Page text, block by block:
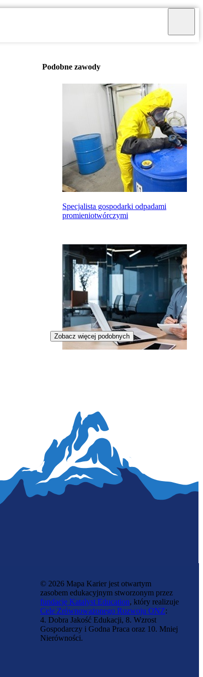
Podobne zawody
Specjalista gospodarki odpadami
promieniotwórczymi
Zobacz więcej podobnych
© 2026 Mapa Karier jest otwartym
zasobem edukacyjnym stworzonym przez
fundację Katalyst Education, który realizuje
Cele Zrównoważonego Rozwoju ONZ:
4. Dobra Jakość Edukacji, 8. Wzrost
Gospodarczy i Godna Praca oraz 10. Mniej
Nierówności.